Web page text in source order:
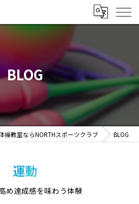
BLOG
操教室ならNORTHスポーツクラブ BLOG
運動
め達成感を味わう体験